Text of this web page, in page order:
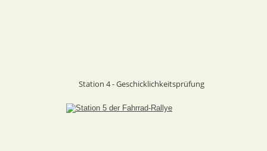
Station 4 - Geschicklichkeitsprüfung